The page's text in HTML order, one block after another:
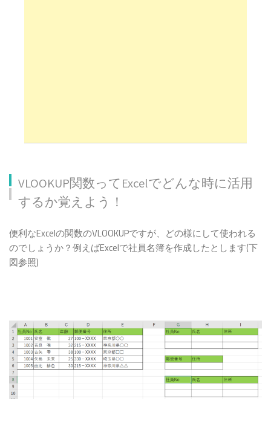
VLOOKUP関数ってExcelでどんな時に活用するか覚
えよう！
【Excelで関数の活用】VLOOKUP関数を使いこなせ
る様に流れを掴もう！
【Excel 関数 活用編①】関数のVLOOKUPで
『番号』を引数にして名前のデータを抜き
【Excel 関数 活用編②】VLOOKUPでリスト
VLOOKUP関数ってExcelでどんな時に活用
するか覚えよう！
便利なExcelの関数のVLOOKUPですが、どの様にして使われる
のでしょうか？例えばExcelで社員名簿を作成したとします(下
図参照)